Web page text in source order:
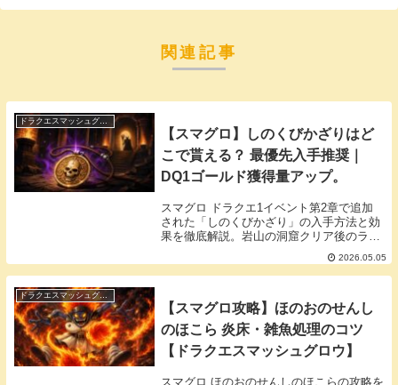
関連記事
ドラクエスマッシュグロウ
【スマグロ】しのくびかざりはど
こで貰える？ 最優先入手推奨｜
DQ1ゴールド獲得量アップ。
スマグロ ドラクエ1イベント第2章で追加
された「しのくびかざり」の入手方法と効
果を徹底解説。岩山の洞窟クリア後のラダ
トームの町での受け取り方、DQ1ゴールド
獲得量アップの活用法をまとめました。イ
ベント効率化に必須のアイテムです！
2026.05.05
ドラクエスマッシュグロウ
【スマグロ攻略】ほのおのせんし
のほこら 炎床・雑魚処理のコツ
【ドラクエスマッシュグロウ】
スマグロ ほのおのせんしのほこらの攻略を